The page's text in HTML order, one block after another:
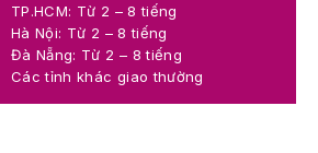
TP.HCM: Từ 2 – 8 tiếng
Hà Nội: Từ 2 – 8 tiếng
Đà Nẵng: Từ 2 – 8 tiếng
Các tỉnh khác giao thường